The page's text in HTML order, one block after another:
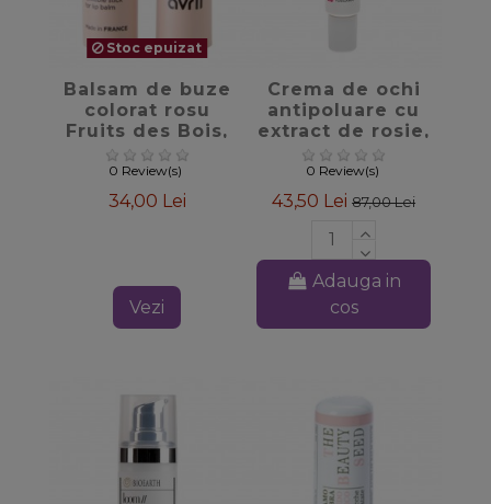
favorite_border
Stoc epuizat
Balsam de buze
colorat rosu
Fruits des Bois,
4.8gr - Avril
0 Review(s)
34,00 Lei
Vezi
Crema de ochi
antipoluare cu
extract de rosie,
15ml - Biofficina
Toscana
0 Review(s)
43,50 Lei87,00 Lei
Adauga in
cos